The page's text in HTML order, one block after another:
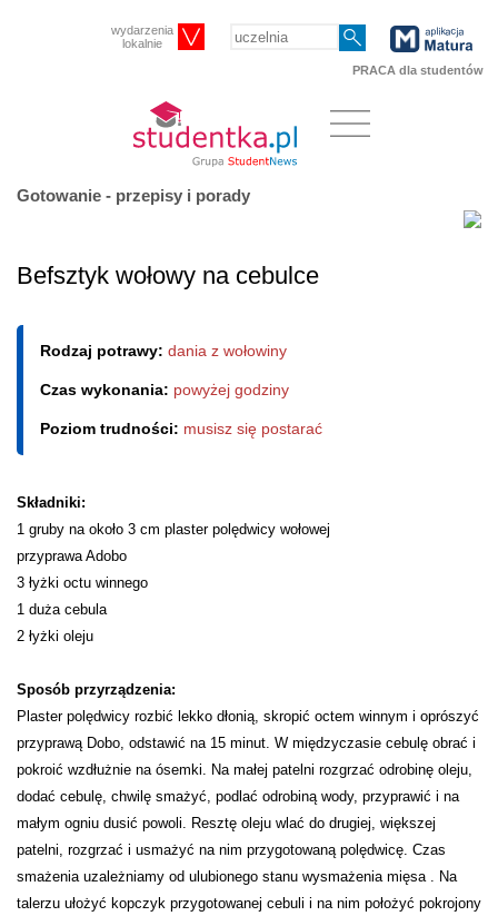
wydarzenia
lokalnie
PRACA dla studentów
Gotowanie - przepisy i porady
Befsztyk wołowy na cebulce
Rodzaj potrawy: dania z wołowiny
Czas wykonania: powyżej godziny
Poziom trudności: musisz się postarać
Składniki:
1 gruby na około 3 cm plaster polędwicy wołowej
przyprawa Adobo
3 łyżki octu winnego
1 duża cebula
2 łyżki oleju
Sposób przyrządzenia:
Plaster polędwicy rozbić lekko dłonią, skropić octem winnym i oprószyć
przyprawą Dobo, odstawić na 15 minut. W międzyczasie cebulę obrać i
pokroić wzdłużnie na ósemki. Na małej patelni rozgrzać odrobinę oleju,
dodać cebulę, chwilę smażyć, podlać odrobiną wody, przyprawić i na
małym ogniu dusić powoli. Resztę oleju wlać do drugiej, większej
patelni, rozgrzać i usmażyć na nim przygotowaną polędwicę. Czas
smażenia uzależniamy od ulubionego stanu wysmażenia mięsa . Na
talerzu ułożyć kopczyk przygotowanej cebuli i na nim położyć pokrojony